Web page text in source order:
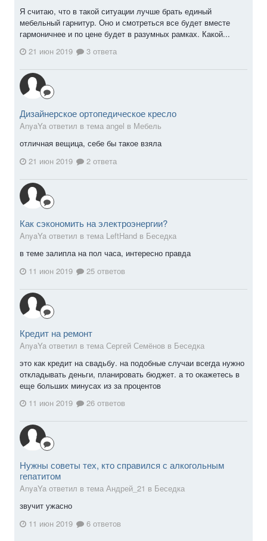
Я считаю, что в такой ситуации лучше брать единый
мебельный гарнитур. Оно и смотреться все будет вместе
гармоничнее и по цене будет в разумных рамках. Какой...
21 июн 2019
3 ответа
Дизайнерское ортопедическое кресло
AnyaYa ответил в тема angel в Мебель
отличная вещица, себе бы такое взяла
21 июн 2019
2 ответа
Как сэкономить на электроэнергии?
AnyaYa ответил в тема LeftHand в Беседка
в теме залипла на пол часа, интересно правда
11 июн 2019
25 ответов
Кредит на ремонт
AnyaYa ответил в тема Сергей Семёнов в Беседка
это как кредит на свадьбу. на подобные случаи всегда нужно
откладывать деньги, планировать бюджет. а то окажетесь в
еще больших минусах из за процентов
11 июн 2019
26 ответов
Нужны советы тех, кто справился с алкогольным
гепатитом
AnyaYa ответил в тема Андрей_21 в Беседка
звучит ужасно
11 июн 2019
6 ответов